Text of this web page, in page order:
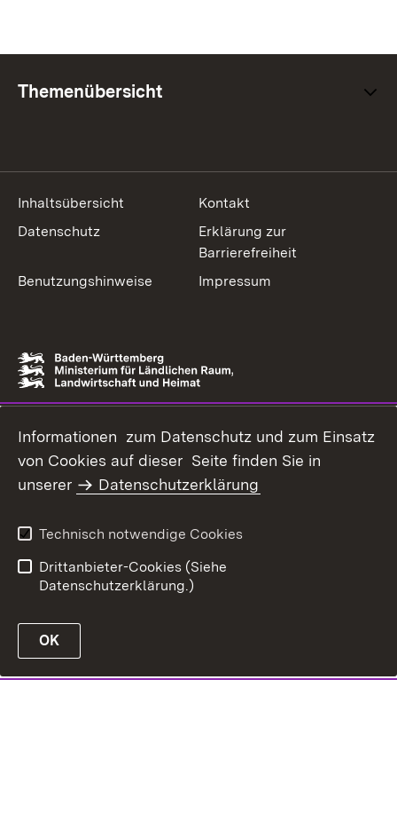
Themenübersicht
Inhaltsübersicht
Kontakt
Datenschutz
Erklärung zur
Barrierefreiheit
Benutzungshinweise
Impressum
Informationen zum Datenschutz und zum Einsatz
von Cookies auf dieser Seite finden Sie in
unserer
Datenschutzerklärung
Technisch notwendige Cookies
Drittanbieter-Cookies (Siehe
Datenschutzerklärung.)
OK